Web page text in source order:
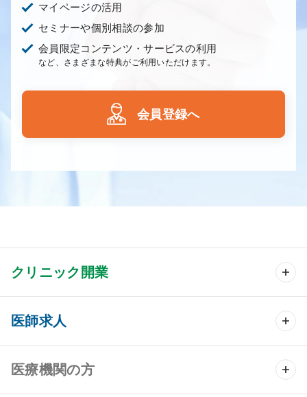
マイページの活用
セミナーや個別相談の参加
会員限定コンテンツ・サービスの利用
など、さまざまな特典がご利用いただけます。
会員登録へ
クリニック開業
クリニック開業 TOP
クリニック物件検索
医師求人
医師求人 TOP
医療機関の方